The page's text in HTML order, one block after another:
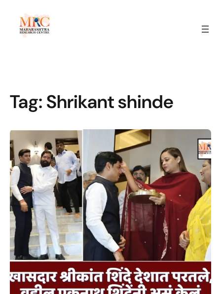
Tag: Shrikant shinde